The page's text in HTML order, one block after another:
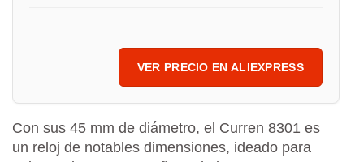
VER PRECIO EN ALIEXPRESS
Con sus 45 mm de diámetro, el Curren 8301 es
un reloj de notables dimensiones, ideado para